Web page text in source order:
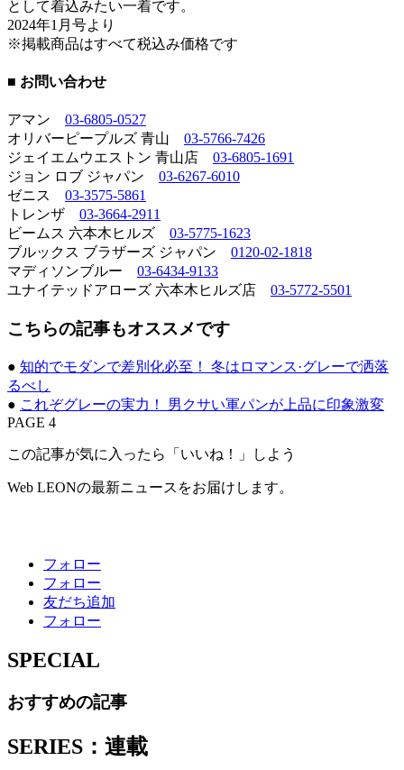
として着込みたい一着です。
2024年1月号より
※掲載商品はすべて税込み価格です
■ お問い合わせ
アマン 03-6805-0527
オリバーピープルズ 青山 03-5766-7426
ジェイエムウエストン 青山店 03-6805-1691
ジョン ロブ ジャパン 03-6267-6010
ゼニス 03-3575-5861
トレンザ 03-3664-2911
ビームス 六本木ヒルズ 03-5775-1623
ブルックス ブラザーズ ジャパン 0120-02-1818
マディソンブルー 03-6434-9133
ユナイテッドアローズ 六本木ヒルズ店 03-5772-5501
こちらの記事もオススメです
● 知的でモダンで差別化必至！ 冬はロマンス·グレーで洒落
るべし
● これぞグレーの実力！ 男クサい軍パンが上品に印象激変
PAGE 4
この記事が気に入ったら「いいね！」しよう
Web LEONの最新ニュースをお届けします。
フォロー
フォロー
友だち追加
フォロー
SPECIAL
おすすめの記事
SERIES：連載